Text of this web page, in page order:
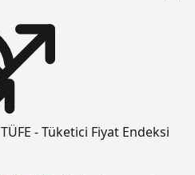
TÜFE - Tüketici Fiyat Endeksi